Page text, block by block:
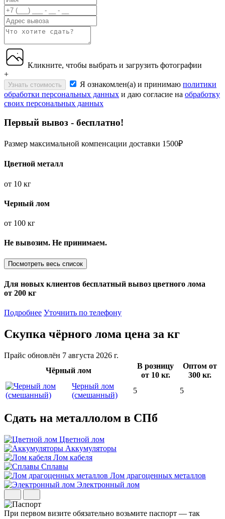
Кликните, чтобы выбрать и загрузить фотографии
+
Узнать стоимость Я ознакомлен(а) и принимаю политики
обработки персональных данных и даю согласие на обработку
своих персональных данных
Первый вывоз - бесплатно!
Размер максимальной компенсации доставки 1500₽
Цветной металл
от 10 кг
Черный лом
от 100 кг
Не вывозим. Не принимаем.
Посмотреть весь список
Для новых клиентов бесплатный вывоз цветного лома
от 200 кг
Подробнее Уточнить по телефону
Скупка чёрного лома цена за кг
Прайс обновлён 7 августа 2026 г.
Чёрный лом
В розницу
от 10 кг.
Оптом от
300 кг.
Черный лом
(смешанный)
5 5
Сдать на металлолом в СПб
Цветной лом
Аккумуляторы
Лом кабеля
Сплавы
Лом драгоценных металлов
Электронный лом
При первом визите обязательно возьмите паспорт — так